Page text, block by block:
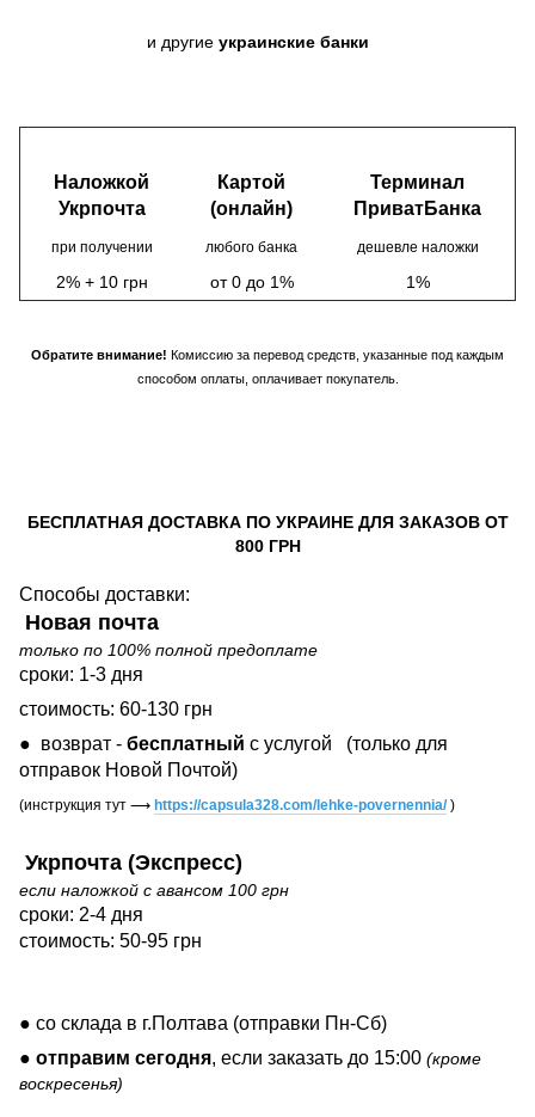
и другие украинские банки
Наложкой
Укрпочта
Картой
(онлайн)
Терминал
ПриватБанка
при получении любого банка дешевле наложки
2% + 10 грн от 0 до 1% 1%
Обратите внимание! Комиссию за перевод средств, указанные под каждым
способом оплаты, оплачивает покупатель.
БЕСПЛАТНАЯ ДОСТАВКА ПО УКРАИНЕ ДЛЯ ЗАКАЗОВ ОТ
800 ГРН
Способы доставки:
Новая почта
только по 100% полной предоплате
сроки: 1-3 дня
стоимость: 60-130 грн
● возврат - бесплатный с услугой
(только для
отправок Новой Почтой)
(инструкция тут ⟶ https://capsula328.com/lehke-povernennia/)
Укрпочта (Экспресс)
если наложкой с авансом 100 грн
сроки: 2-4 дня
стоимость: 50-95 грн
● со склада в г.Полтава (отправки Пн-Сб)
● отправим сегодня, если заказать до 15:00 (кроме
воскресенья)